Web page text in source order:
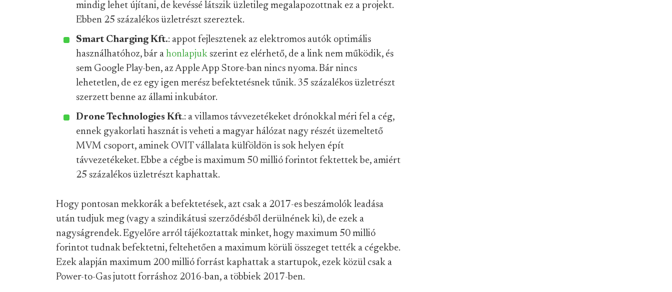
mindig lehet újítani, de kevéssé látszik üzletileg megalapozottnak ez a projekt.
Ebben 25 százalékos üzletrészt szereztek.
Smart Charging Kft.: appot fejlesztenek az elektromos autók optimális
használhatóhoz, bár a honlapjuk szerint ez elérhető, de a link nem működik, és
sem Google Play-ben, az Apple App Store-ban nincs nyoma. Bár nincs
lehetetlen, de ez egy igen merész befektetésnek tűnik. 35 százalékos üzletrészt
szerzett benne az állami inkubátor.
Drone Technologies Kft.: a villamos távvezetékeket drónokkal méri fel a cég,
ennek gyakorlati hasznát is veheti a magyar hálózat nagy részét üzemeltető
MVM csoport, aminek OVIT vállalata külföldön is sok helyen épít
távvezetékeket. Ebbe a cégbe is maximum 50 millió forintot fektettek be, amiért
25 százalékos üzletrészt kaphattak.
Hogy pontosan mekkorák a befektetések, azt csak a 2017-es beszámolók leadása
után tudjuk meg (vagy a szindikátusi szerződésből derülnének ki), de ezek a
nagyságrendek. Egyelőre arról tájékoztattak minket, hogy maximum 50 millió
forintot tudnak befektetni, feltehetően a maximum körüli összeget tették a cégekbe.
Ezek alapján maximum 200 millió forrást kaphattak a startupok, ezek közül csak a
Power-to-Gas jutott forráshoz 2016-ban, a többiek 2017-ben.